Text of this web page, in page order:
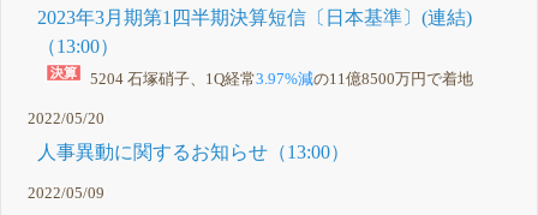
2023年3月期第1四半期決算短信〔日本基準〕(連結)
（13:00）
5204 石塚硝子、1Q経常3.97%減の11億8500万円で着地
2022/05/20
人事異動に関するお知らせ（13:00）
2022/05/09